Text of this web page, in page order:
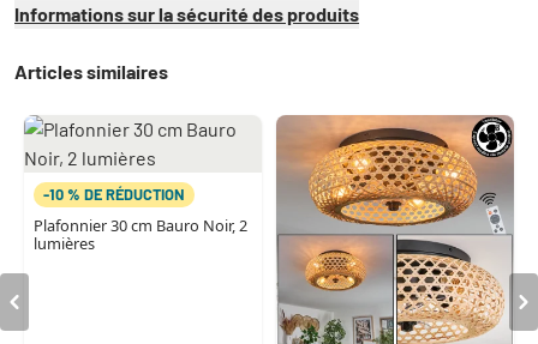
Informations sur la sécurité des produits
Articles similaires
-10 % DE RÉDUCTION
Plafonnier 30 cm Bauro Noir, 2
lumières